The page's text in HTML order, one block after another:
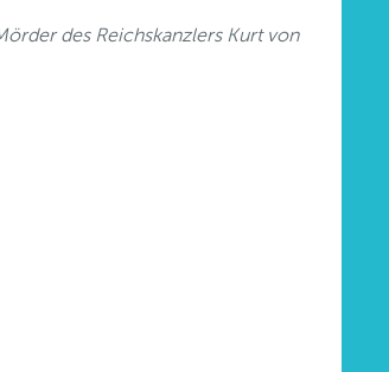
des Reichskanzlers Kurt von